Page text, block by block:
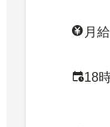
月
18